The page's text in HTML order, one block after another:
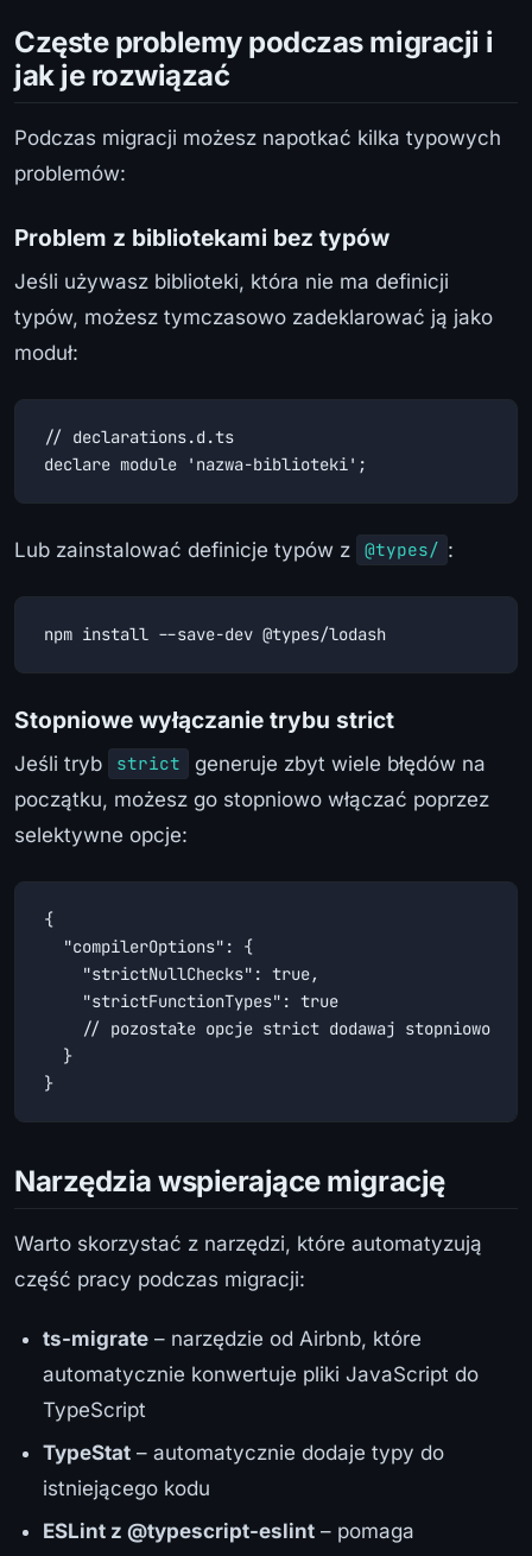
Częste problemy podczas migracji i
jak je rozwiązać
Podczas migracji możesz napotkać kilka typowych
problemów:
Problem z bibliotekami bez typów
Jeśli używasz biblioteki, która nie ma definicji
typów, możesz tymczasowo zadeklarować ją jako
moduł:
// declarations.d.ts
declare module 'nazwa-biblioteki';
Lub zainstalować definicje typów z @types/ :
npm install --save-dev @types/lodash
Stopniowe wyłączanie trybu strict
Jeśli tryb strict
generuje zbyt wiele błędów na
początku, możesz go stopniowo włączać poprzez
selektywne opcje:
{
  "compilerOptions": {
    "strictNullChecks": true,
    "strictFunctionTypes": true
    // pozostałe opcje strict dodawaj stopniowo
  }
}
Narzędzia wspierające migrację
Warto skorzystać z narzędzi, które automatyzują
część pracy podczas migracji:
ts-migrate – narzędzie od Airbnb, które
automatycznie konwertuje pliki JavaScript do
TypeScript
TypeStat – automatycznie dodaje typy do
istniejącego kodu
ESLint z @typescript-eslint – pomaga